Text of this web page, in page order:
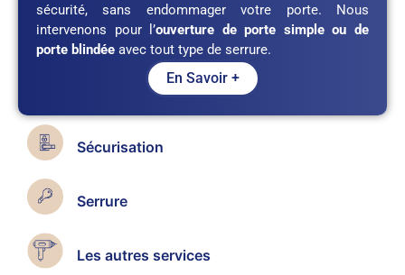
sécurité, sans endommager votre porte. Nous
intervenons pour l’ouverture de porte simple ou de
porte blindée avec tout type de serrure.
En Savoir +
Sécurisation
Serrure
Les autres services